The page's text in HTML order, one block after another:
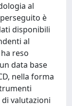
al
è
disponibili
al
reso
data base
nella forma
valutazioni